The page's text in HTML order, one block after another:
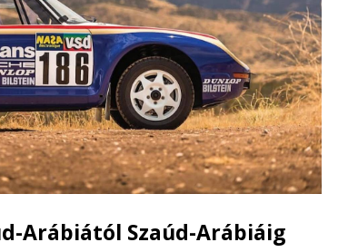
Arábiától Szaúd-Arábiáig